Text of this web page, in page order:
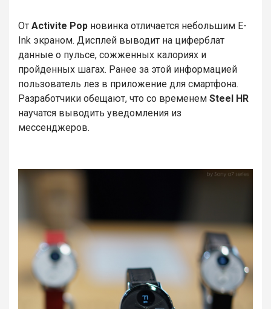
От Activite Pop новинка отличается небольшим E-
Ink экраном. Дисплей выводит на циферблат
данные о пульсе, сожженных калориях и
пройденных шагах. Ранее за этой информацией
пользователь лез в приложение для смартфона.
Разработчики обещают, что со временем Steel HR
научатся выводить уведомления из
мессенджеров.